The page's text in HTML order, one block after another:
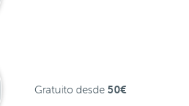
Gratuito desde 50€